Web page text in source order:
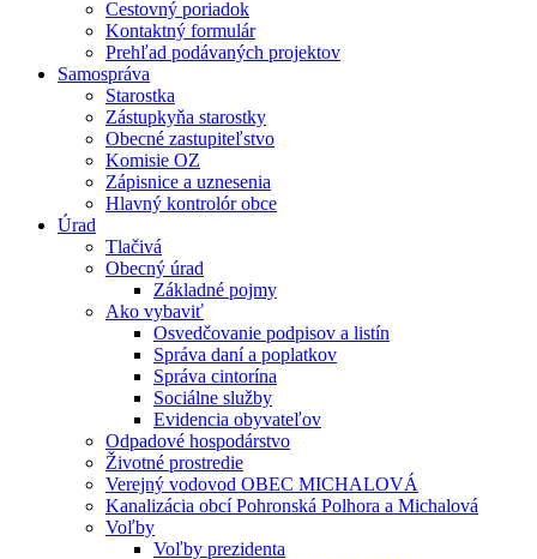
Cestovný poriadok
Kontaktný formulár
Prehľad podávaných projektov
Samospráva
Starostka
Zástupkyňa starostky
Obecné zastupiteľstvo
Komisie OZ
Zápisnice a uznesenia
Hlavný kontrolór obce
Úrad
Tlačivá
Obecný úrad
Základné pojmy
Ako vybaviť
Osvedčovanie podpisov a listín
Správa daní a poplatkov
Správa cintorína
Sociálne služby
Evidencia obyvateľov
Odpadové hospodárstvo
Životné prostredie
Verejný vodovod OBEC MICHALOVÁ
Kanalizácia obcí Pohronská Polhora a Michalová
Voľby
Voľby prezidenta